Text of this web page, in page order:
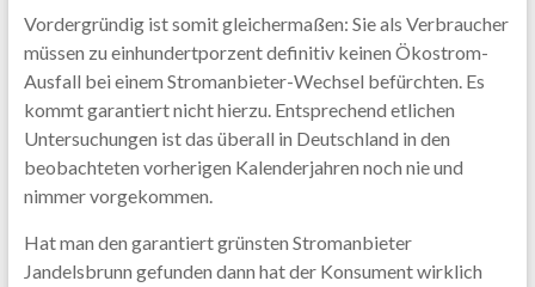
Vordergründig ist somit gleichermaßen: Sie als Verbraucher
müssen zu einhundertporzent definitiv keinen Ökostrom-
Ausfall bei einem Stromanbieter-Wechsel befürchten. Es
kommt garantiert nicht hierzu. Entsprechend etlichen
Untersuchungen ist das überall in Deutschland in den
beobachteten vorherigen Kalenderjahren noch nie und
nimmer vorgekommen.
Hat man den garantiert grünsten Stromanbieter
Jandelsbrunn gefunden dann hat der Konsument wirklich